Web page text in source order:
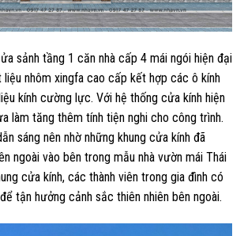
sảnh tầng 1 căn nhà cấp 4 mái ngói hiện đại
nhôm xingfa cao cấp kết hợp các ô kính
kính cường lực. Với hệ thống cửa kính hiện
làm tăng thêm tính tiện nghi cho công trình.
sáng nên nhờ những khung cửa kính đã
ngoài vào bên trong mẫu nhà vườn mái Thái
cửa kính, các thành viên trong gia đình có
tận hưởng cảnh sắc thiên nhiên bên ngoài.